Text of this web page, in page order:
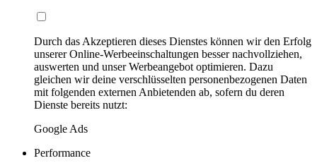
Durch das Akzeptieren dieses Dienstes können wir den Erfolg
unserer Online-Werbeeinschaltungen besser nachvollziehen,
auswerten und unser Werbeangebot optimieren. Dazu
gleichen wir deine verschlüsselten personenbezogenen Daten
mit folgenden externen Anbietenden ab, sofern du deren
Dienste bereits nutzt:
Google Ads
Performance